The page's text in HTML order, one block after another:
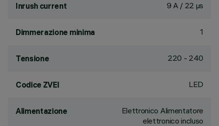
Inrush current 9 A / 22 µs
Dimmerazione minima 1
Tensione 220 - 240
Codice ZVEI LED
Alimentazione
Elettronico Alimentatore
elettronico incluso